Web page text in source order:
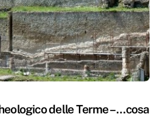
delle Terme – …cosa